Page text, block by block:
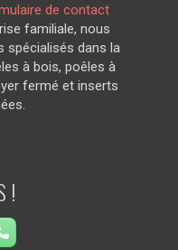
de contact
familiale, nous
spécialisés dans la
à bois, poêles à
fermé et inserts
!